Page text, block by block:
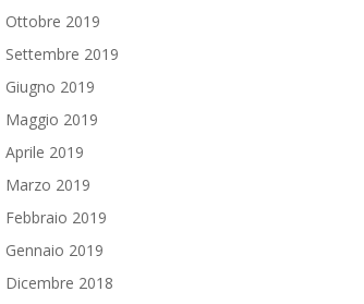
Ottobre 2019
Settembre 2019
Giugno 2019
Maggio 2019
Aprile 2019
Marzo 2019
Febbraio 2019
Gennaio 2019
Dicembre 2018